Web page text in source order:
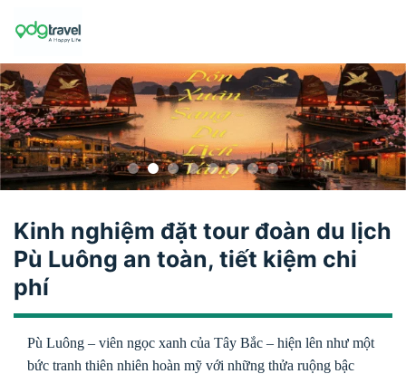
Kinh nghiệm đặt tour đoàn du lịch
Pù Luông an toàn, tiết kiệm chi
phí
Pù Luông – viên ngọc xanh của Tây Bắc – hiện lên như một
bức tranh thiên nhiên hoàn mỹ với những thửa ruộng bậc